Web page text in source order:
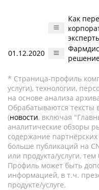
Как
01.12.2020
* Страница-профиль
услуги), технологии,
на основе анализа
Обрабатываются тексты
(новости, включая
аналитические обзоры
содержание
больше публикаций на
или продукта/услуги,
Профиль может быть
информацией, в т.ч.
продукте/услуге.